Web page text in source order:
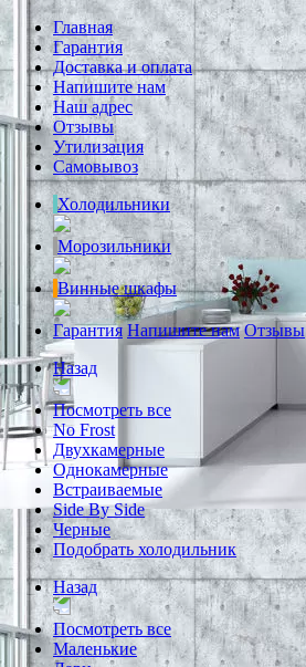
Главная
Гарантия
Доставка и оплата
Напишите нам
Наш адрес
Отзывы
Утилизация
Самовывоз
Холодильники
Морозильники
Винные шкафы
Гарантия Напишите нам Отзывы
Назад
Посмотреть все
No Frost
Двухкамерные
Однокамерные
Встраиваемые
Side By Side
Черные
Подобрать холодильник
Назад
Посмотреть все
Маленькие